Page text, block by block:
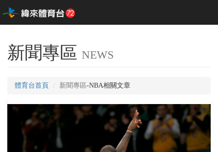
新聞專區 NEWS
體育台首頁 新聞專區-NBA相關文章